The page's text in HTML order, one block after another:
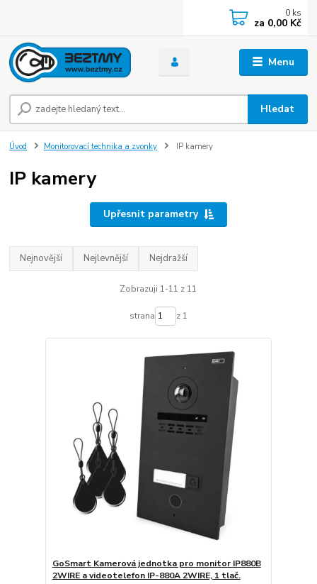
Menu
Hledat
0 ks
za 0,00 Kč
Úvod Monitorovací technika a zvonky IP kamery
IP kamery
Upřesnit parametry
Nejnovější Nejlevnější Nejdražší
Zobrazuji 1-11 z 11
strana z 1
GoSmart Kamerová jednotka pro monitor IP880B
2WIRE a videotelefon IP-880A 2WIRE, 1 tlač.